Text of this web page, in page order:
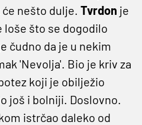
nešto dulje. Tvrdon je
loše što se dogodilo
čudno da je u nekim
'Nevolja'. Bio je kriv za
koji je obilježio
još i bolniji. Doslovno.
istrčao daleko od